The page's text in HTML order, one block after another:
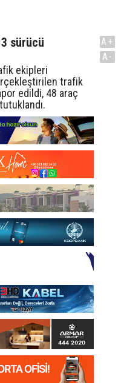
sürücü
ekipleri
trafik
edildi, 48 araç
A+
A-